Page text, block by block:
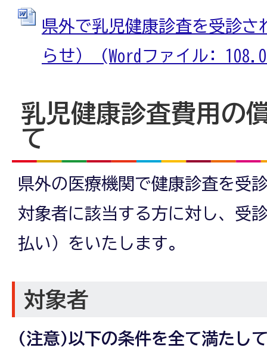
県外で乳児健康診査を受診さ
らせ） (Wordファイル:
乳児健康診査費用の
て
県外の医療機関で健康診査を受
対象者に該当する方に対し、受
払い）をいたします。
対象者
(注意)以下の条件を全て満たし